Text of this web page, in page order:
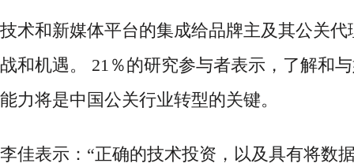
技术和新媒体平台的集成给品牌主及其公关代
战和机遇。 21％的研究参与者表示，了解和
能力将是中国公关行业转型的关键。
李佳表示： “正确的技术投资，以及具有将数